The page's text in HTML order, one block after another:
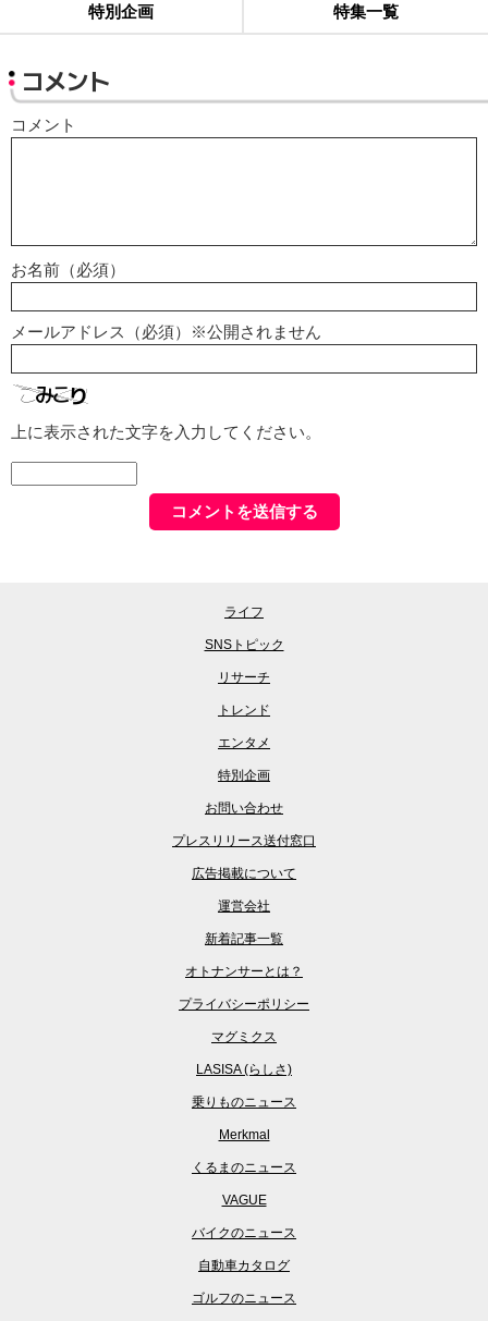
特別企画 特集一覧
コメント
コメント
お名前（必須）
メールアドレス（必須）※公開されません
上に表示された文字を入力してください。
ライフ
SNSトピック
リサーチ
トレンド
エンタメ
特別企画
お問い合わせ
プレスリリース送付窓口
広告掲載について
運営会社
新着記事一覧
オトナンサーとは？
プライバシーポリシー
マグミクス
LASISA (らしさ)
乗りものニュース
Merkmal
くるまのニュース
VAGUE
バイクのニュース
自動車カタログ
ゴルフのニュース